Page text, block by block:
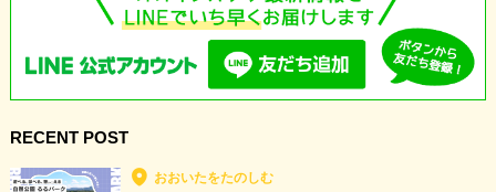
RECENT POST
おおいたをたのしむ